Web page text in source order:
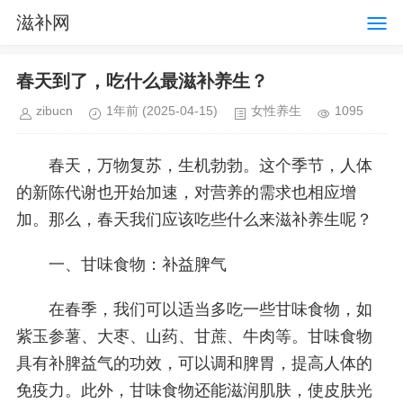
滋补网
春天到了，吃什么最滋补养生？
zibucn 1年前 (2025-04-15) 女性养生 1095
春天，万物复苏，生机勃勃。这个季节，人体
的新陈代谢也开始加速，对营养的需求也相应增
加。那么，春天我们应该吃些什么来滋补养生呢？
一、甘味食物：补益脾气
在春季，我们可以适当多吃一些甘味食物，如
紫玉参薯、大枣、山药、甘蔗、牛肉等。甘味食物
具有补脾益气的功效，可以调和脾胃，提高人体的
免疫力。此外，甘味食物还能滋润肌肤，使皮肤光